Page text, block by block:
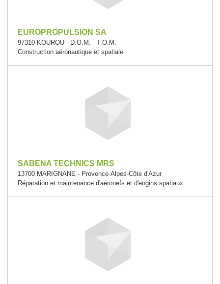
EUROPROPULSION SA
97310 KOUROU - D.O.M. - T.O.M.
Construction aéronautique et spatiale
SABENA TECHNICS MRS
13700 MARIGNANE - Provence-Alpes-Côte d'Azur
Réparation et maintenance d'aéronefs et d'engins spatiaux